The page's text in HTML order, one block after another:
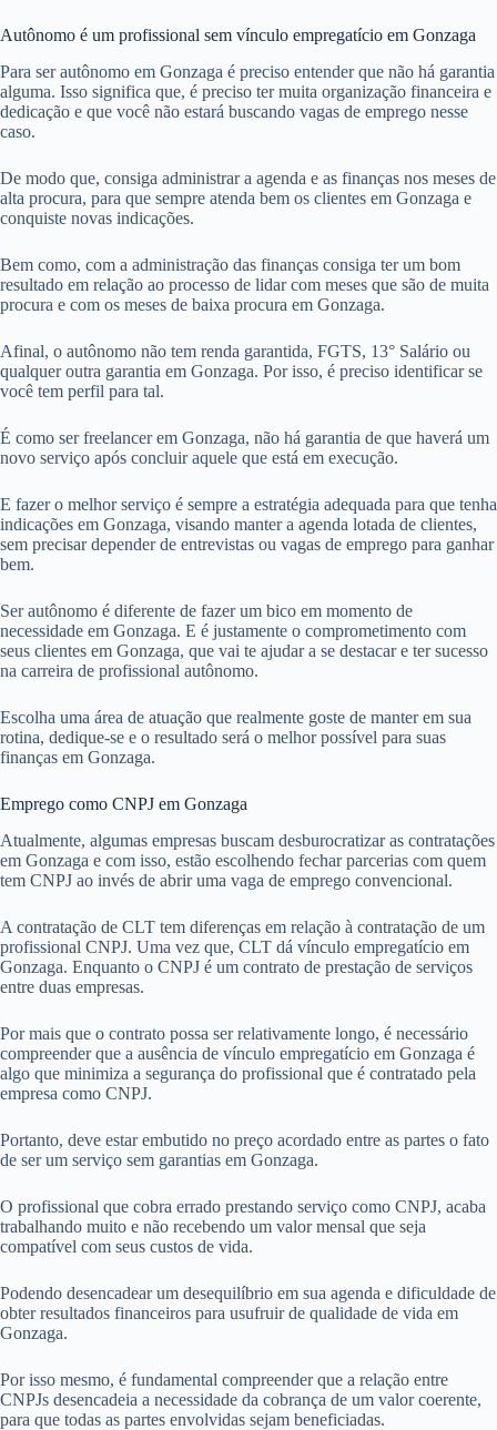
Autônomo é um profissional sem vínculo empregatício em Gonzaga
Para ser autônomo em Gonzaga é preciso entender que não há garantia
alguma. Isso significa que, é preciso ter muita organização financeira e
dedicação e que você não estará buscando vagas de emprego nesse
caso.
De modo que, consiga administrar a agenda e as finanças nos meses de
alta procura, para que sempre atenda bem os clientes em Gonzaga e
conquiste novas indicações.
Bem como, com a administração das finanças consiga ter um bom
resultado em relação ao processo de lidar com meses que são de muita
procura e com os meses de baixa procura em Gonzaga.
Afinal, o autônomo não tem renda garantida, FGTS, 13° Salário ou
qualquer outra garantia em Gonzaga. Por isso, é preciso identificar se
você tem perfil para tal.
É como ser freelancer em Gonzaga, não há garantia de que haverá um
novo serviço após concluir aquele que está em execução.
E fazer o melhor serviço é sempre a estratégia adequada para que tenha
indicações em Gonzaga, visando manter a agenda lotada de clientes,
sem precisar depender de entrevistas ou vagas de emprego para ganhar
bem.
Ser autônomo é diferente de fazer um bico em momento de
necessidade em Gonzaga. E é justamente o comprometimento com
seus clientes em Gonzaga, que vai te ajudar a se destacar e ter sucesso
na carreira de profissional autônomo.
Escolha uma área de atuação que realmente goste de manter em sua
rotina, dedique-se e o resultado será o melhor possível para suas
finanças em Gonzaga.
Emprego como CNPJ em Gonzaga
Atualmente, algumas empresas buscam desburocratizar as contratações
em Gonzaga e com isso, estão escolhendo fechar parcerias com quem
tem CNPJ ao invés de abrir uma vaga de emprego convencional.
A contratação de CLT tem diferenças em relação à contratação de um
profissional CNPJ. Uma vez que, CLT dá vínculo empregatício em
Gonzaga. Enquanto o CNPJ é um contrato de prestação de serviços
entre duas empresas.
Por mais que o contrato possa ser relativamente longo, é necessário
compreender que a ausência de vínculo empregatício em Gonzaga é
algo que minimiza a segurança do profissional que é contratado pela
empresa como CNPJ.
Portanto, deve estar embutido no preço acordado entre as partes o fato
de ser um serviço sem garantias em Gonzaga.
O profissional que cobra errado prestando serviço como CNPJ, acaba
trabalhando muito e não recebendo um valor mensal que seja
compatível com seus custos de vida.
Podendo desencadear um desequilíbrio em sua agenda e dificuldade de
obter resultados financeiros para usufruir de qualidade de vida em
Gonzaga.
Por isso mesmo, é fundamental compreender que a relação entre
CNPJs desencadeia a necessidade da cobrança de um valor coerente,
para que todas as partes envolvidas sejam beneficiadas.